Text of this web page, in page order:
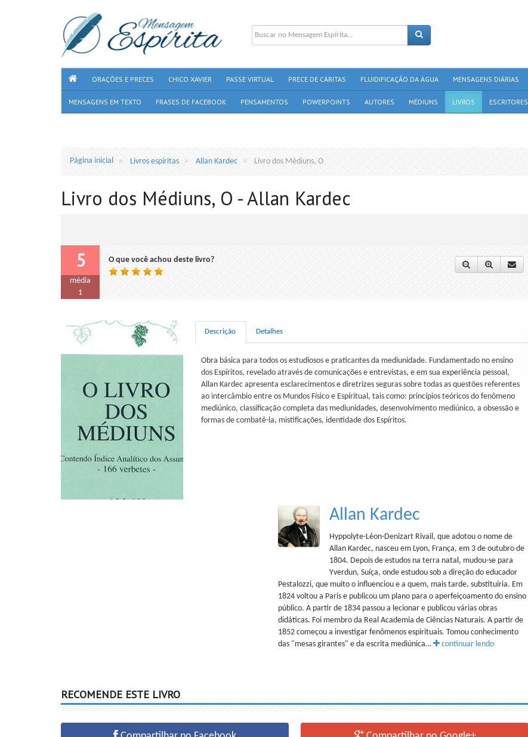
ORAÇÕES E PRECES CHICO XAVIER PASSE VIRTUAL PRECE DE CÁRITAS FLUIDIFICAÇÃO DA ÁGUA MENSAGENS DIÁRIAS
MENSAGENS EM TEXTO FRASES DE FACEBOOK PENSAMENTOS POWERPOINTS AUTORES MÉDIUNS LIVROS ESCRITORES
Página inicial Livros espíritas Allan Kardec Livro dos Médiuns, O
Livro dos Médiuns, O - Allan Kardec
5
média
1
O que você achou deste livro?
Descrição Detalhes
Obra básica para todos os estudiosos e praticantes da mediunidade. Fundamentado no ensino
dos Espíritos, revelado através de comunicações e entrevistas, e em sua experiência pessoal,
Allan Kardec apresenta esclarecimentos e diretrizes seguras sobre todas as questões referentes
ao intercâmbio entre os Mundos Físico e Espíritual, tais como: princípios teóricos do fenômeno
mediúnico, classificação completa das mediunidades, desenvolvimento mediúnico, a obsessão e
formas de combatê-la, mistificações, identidade dos Espíritos.
Allan Kardec
Hyppolyte-Léon-Denizart Rivail, que adotou o nome de
Allan Kardec, nasceu em Lyon, França, em 3 de outubro de
1804. Depois de estudos na terra natal, mudou-se para
Yverdun, Suíça, onde estudou sob a direção do educador
Pestalozzi, que muito o influenciou e a quem, mais tarde, substituiria. Em
1824 voltou a Paris e publicou um plano para o aperfeiçoamento do ensino
público. A partir de 1834 passou a lecionar e publicou várias obras
didáticas. Foi membro da Real Academia de Ciências Naturais. A partir de
1852 começou a investigar fenômenos espirituais. Tomou conhecimento
das "mesas girantes" e da escrita mediúnica…
continuar lendo
RECOMENDE ESTE LIVRO